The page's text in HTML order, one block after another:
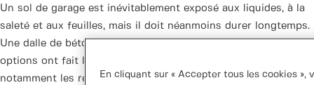
Un sol de garage est inévitablement exposé aux liquides, à la
saleté et aux feuilles, mais il doit néanmoins durer longtemps.
Une dalle de béton brut reste le choix classique. Mais d'autres
options ont fait leur apparition ces dernières années,
notamment les revêtements, le carrelage et le PVC. L'une des
En cliquant sur « Accepter tous les cookies